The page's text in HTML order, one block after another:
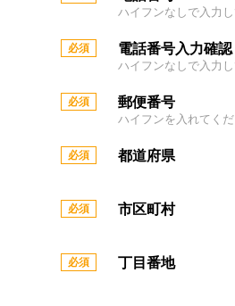
ハイフンなしで入力し
電話番号入力確認
ハイフンなしで入力し
郵便番号
ハイフンを入れてく
都道府県
市区町村
丁目番地